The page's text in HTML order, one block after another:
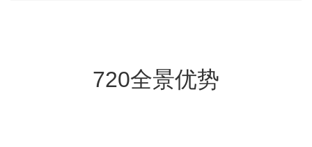
720全景优势